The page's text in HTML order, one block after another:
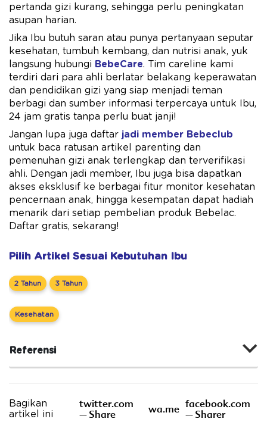
pertanda gizi kurang, sehingga perlu peningkatan
asupan harian.
Jika Ibu butuh saran atau punya pertanyaan seputar
kesehatan, tumbuh kembang, dan nutrisi anak, yuk
langsung hubungi BebeCare. Tim careline kami
terdiri dari para ahli berlatar belakang keperawatan
dan pendidikan gizi yang siap menjadi teman
berbagi dan sumber informasi terpercaya untuk Ibu,
24 jam gratis tanpa perlu buat janji!
Jangan lupa juga daftar jadi member Bebeclub
untuk baca ratusan artikel parenting dan
pemenuhan gizi anak terlengkap dan terverifikasi
ahli. Dengan jadi member, Ibu juga bisa dapatkan
akses eksklusif ke berbagai fitur monitor kesehatan
pencernaan anak, hingga kesempatan dapat hadiah
menarik dari setiap pembelian produk Bebelac.
Daftar gratis, sekarang!
Pilih Artikel Sesuai Kebutuhan Ibu
2 Tahun 3 Tahun
Kesehatan
Referensi
Bagikan
artikel ini
twitter.com
– Share
wa.me facebook.com
– Sharer